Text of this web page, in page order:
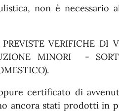
non è necessario
VERIFICHE DI
MINORI -
certificato di
ancora stati prodotti in